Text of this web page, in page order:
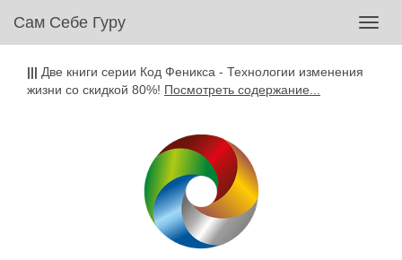
Сам Себе Гуру
||| Две книги серии Код Феникса - Технологии изменения
жизни со скидкой 80%! Посмотреть содержание...